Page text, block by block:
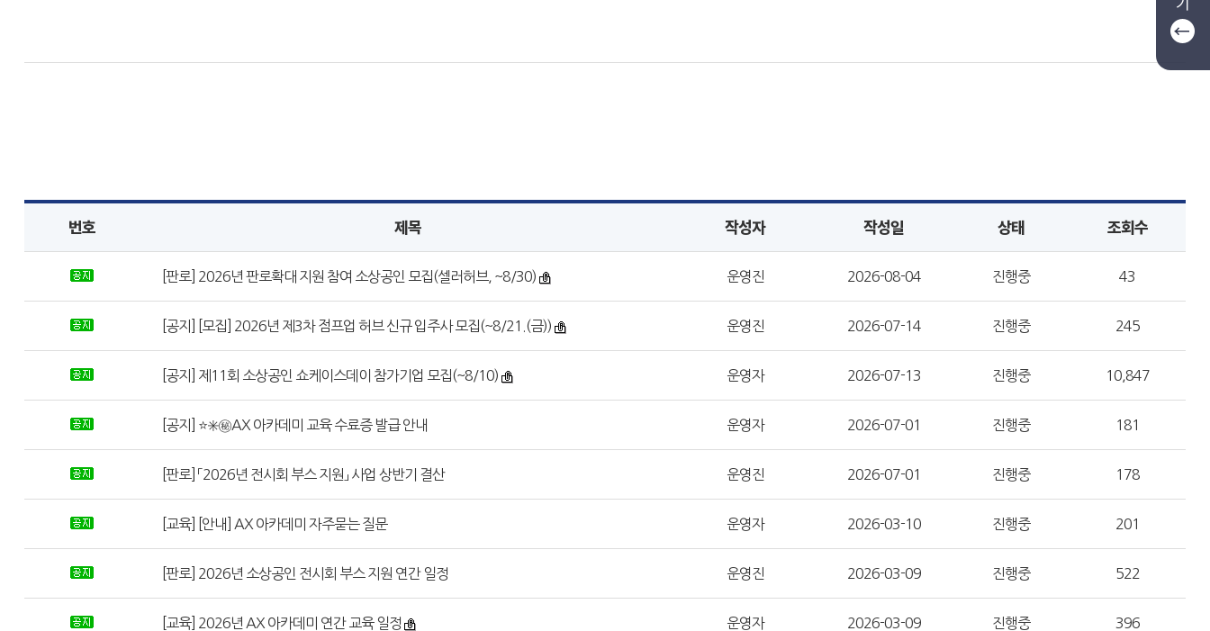
번호 제목 작성자 작성일 상태 조회수
[판로] 2026년 판로확대 지원 참여 소상공인 모집(셀러허브, ~8/30) 운영진 2026-08-04 진행중 43
[공지] [모집] 2026년 제3차 점프업 허브 신규 입주사 모집(~8/21.(금)) 운영진 2026-07-14 진행중 245
[공지] 제11회 소상공인 쇼케이스데이 참가기업 모집(~8/10) 운영자 2026-07-13 진행중 10,847
[공지] ⭐✳️㊙️AX 아카데미 교육 수료증 발급 안내 운영자 2026-07-01 진행중 181
[판로] 「2026년 전시회 부스 지원」 사업 상반기 결산 운영진 2026-07-01 진행중 178
[교육] [안내] AX 아카데미 자주묻는 질문 운영자 2026-03-10 진행중 201
[판로] 2026년 소상공인 전시회 부스 지원 연간 일정 운영진 2026-03-09 진행중 522
[교육] 2026년 AX 아카데미 연간 교육 일정 운영자 2026-03-09 진행중 396